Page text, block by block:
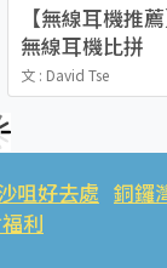
【無線耳機推
無線耳機比拼
Apple/Sony/
ng 只得1款獲
文 : David Tse
咀好去處 銅鑼
利